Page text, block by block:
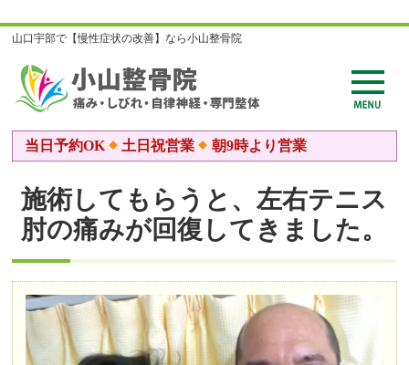
山口宇部で【慢性症状の改善】なら小山整骨院
当日予約OK 土日祝営業 朝9時より営業
施術してもらうと、左右テニス
肘の痛みが回復してきました。